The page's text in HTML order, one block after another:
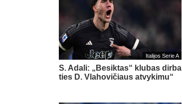
Italijos Serie A
S. Adali: „Besiktas“ klubas dirba
ties D. Vlahovičiaus atvykimu“